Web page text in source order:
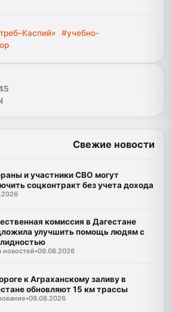
#учебно-
Свежие новости
и участники СВО могут
соцконтракт без учета дохода
комиссия в Дагестане
улучшить помощь людям с
новостей•09.08.2026
к Аграханскому заливу в
обновляют 15 км трассы
•09.08.2026